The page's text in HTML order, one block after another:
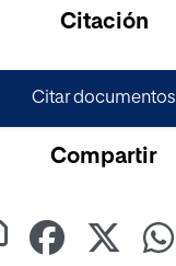
Citación
Citar documentos
Compartir